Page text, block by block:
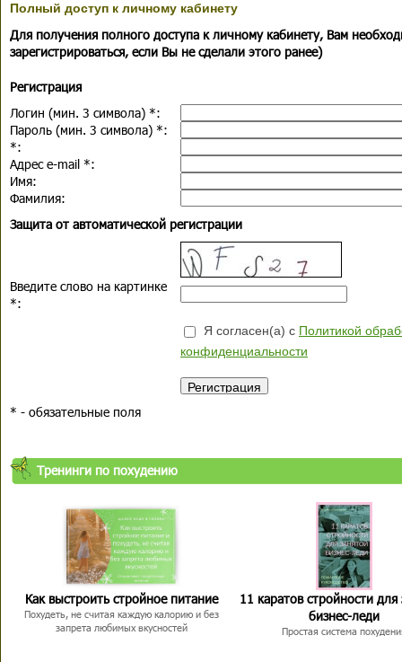
Полный доступ к личному кабинету
Для получения полного доступа к личному кабинету, Вам
зарегистрироваться, если Вы не сделали этого ранее)
Регистрация
Логин (мин. 3 символа) *:
Пароль (мин. 3 символа) *:
*:
Адрес e-mail *:
Имя:
Фамилия:
Защита от автоматической регистрации
Введите слово на картинке
*:
Я согласен(а) с Политикой
конфиденциальности
* - обязательные поля
Тренинги по похудению
Как выстроить стройное питание
Похудеть, не считая каждую калорию и без
запрета любимых вкусностей
11 каратов стройности для
бизнес-леди
Простая система